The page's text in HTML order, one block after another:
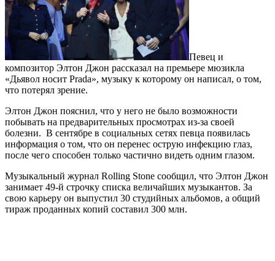
Певец и
композитор Элтон Джон рассказал на премьере мюзикла
«Дьявол носит Prada», музыку к которому он написал, о том,
что потерял зрение.
Элтон Джон пояснил, что у него не было возможности
побывать на предварительных просмотрах из-за своей
болезни. В сентябре в социальных сетях певца появилась
информация о том, что он перенес острую инфекцию глаз,
после чего способен только частично видеть одним глазом.
Музыкальный журнал Rolling Stone сообщил, что Элтон Джон
занимает 49-й строчку списка величайших музыкантов. За
свою карьеру он выпустил 30 студийных альбомов, а общий
тираж проданных копий составил 300 млн.